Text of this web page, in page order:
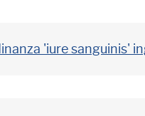
'iure sanguinis'